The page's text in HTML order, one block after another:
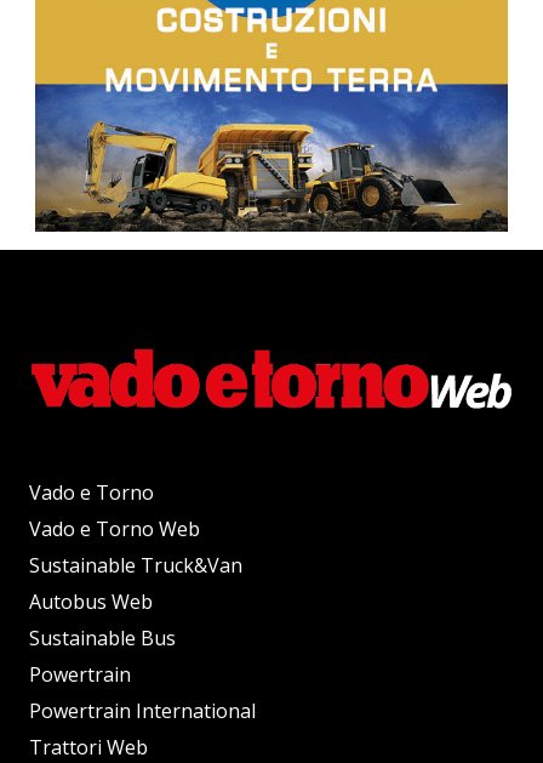
Vado e Torno
Vado e Torno Web
Sustainable Truck&Van
Autobus Web
Sustainable Bus
Powertrain
Powertrain International
Trattori Web